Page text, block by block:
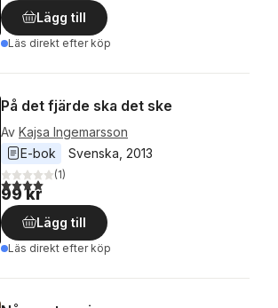
Lägg till
Läs direkt efter köp
På det fjärde ska det ske
Av Kajsa Ingemarsson
E-bok
Svenska 2013
4,0utav 5 stjärnor. Totalt antal röster:
(1)
99 kr
Lägg till
Läs direkt efter köp